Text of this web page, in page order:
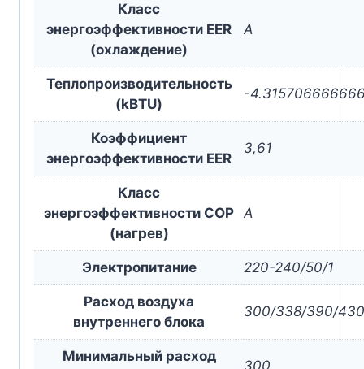
Класс
энергоэффективности EER
(охлаждение)
A
Теплопроизводительность
(kBTU)
-
Коэффициент
энергоэффективности EER
3,61
Класс
энергоэффективности COP
(нагрев)
A
Электропитание 220-240/50/1
Расход воздуха
внутреннего блока
300/338/390/
Минимальный расход